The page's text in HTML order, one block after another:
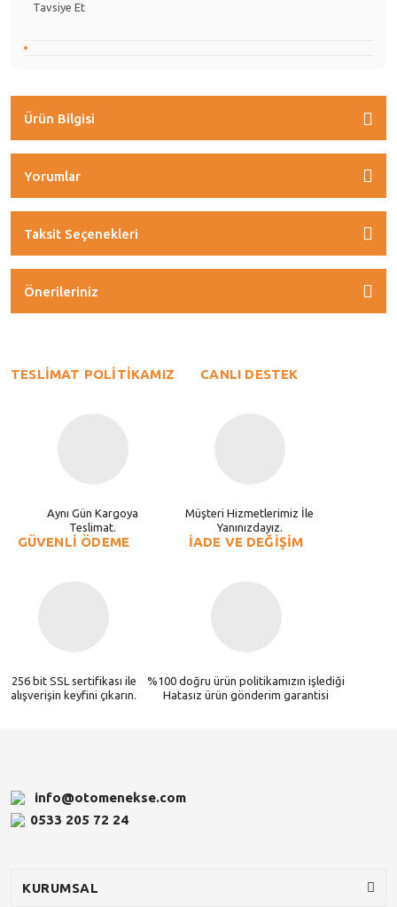
Tavsiye Et
Ürün Bilgisi
Yorumlar
Taksit Seçenekleri
Önerileriniz
TESLİMAT POLİTİKAMIZ
Aynı Gün Kargoya
Teslimat.
CANLI DESTEK
Müşteri Hizmetlerimiz İle
Yanınızdayız.
GÜVENLİ ÖDEME
256 bit SSL sertifikası ile
alışverişin keyfini çıkarın.
İADE VE DEĞİŞİM
%100 doğru ürün politikamızın işlediği
Hatasız ürün gönderim garantisi
info@otomenekse.com
0533 205 72 24
KURUMSAL